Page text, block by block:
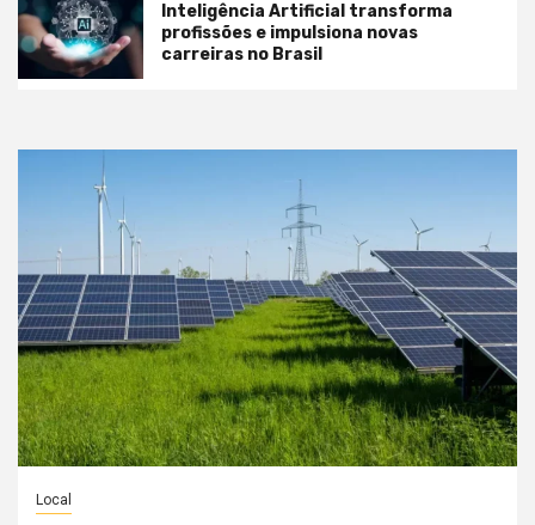
Inteligência Artificial transforma
profissões e impulsiona novas
carreiras no Brasil
Local